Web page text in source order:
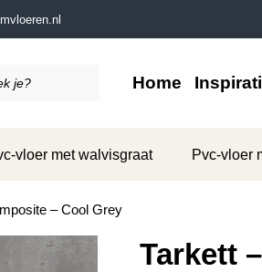
Home
vloer met walvisgraat Pvc-vloer
– Cool Grey
Tarkett